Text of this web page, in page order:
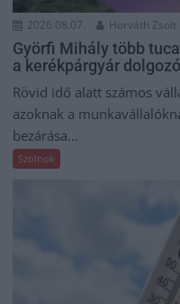
2026.08.07. Horváth Zsolt
Györfi Mihály több
a kerékpárgyár
Rövid idő alatt számos
azoknak a
bezárása...
Szolnok